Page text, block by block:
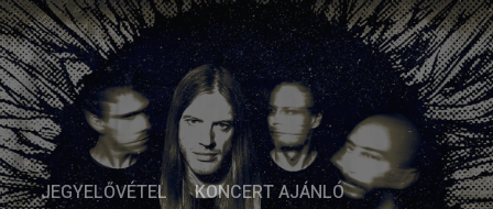
JEGYELŐVÉTEL KONCERT AJÁNLÓ